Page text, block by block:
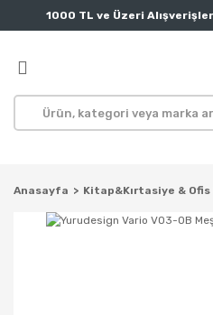
1000 TL ve Üzeri
Anasayfa Kitap&Kırtasiye &